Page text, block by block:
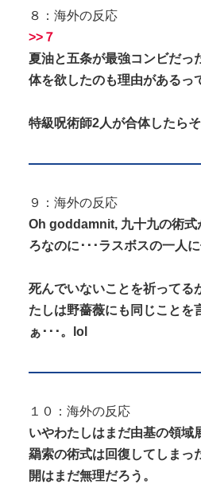
８：海外の反応
>>７
夏油と五条が最強コンビだっ
体を欲したのも理由があるっ
特級呪術師2人が合体したらそ
９：海外の反応
Oh goddamnit, 九十九の術式
ろなのに･･･ラスボスの一人
死んでいないことを祈ってる
たしは野薔薇にも同じことを
ぁ･･･。lol
１０：海外の反応
いやわたしはまだ由基の領域
羂索の術式は回復してしまっ
開はまだ無理だろう。